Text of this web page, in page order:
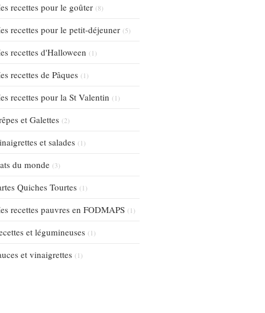
recettes pour le goûter (8)
recettes pour le petit-déjeuner (5)
recettes d'Halloween (1)
recettes de Pâques (1)
recettes pour la St Valentin (1)
et Galettes (2)
et salades (1)
du monde (3)
Quiches Tourtes (1)
recettes pauvres en FODMAPS (1)
et légumineuses (1)
et vinaigrettes (1)